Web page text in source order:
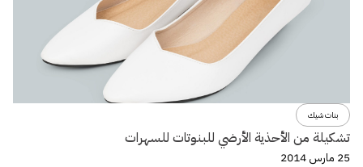
بنات شيك
تشكيلة من الأحذية الأرضي للبنوتات للسهرات
25 مارس 2014